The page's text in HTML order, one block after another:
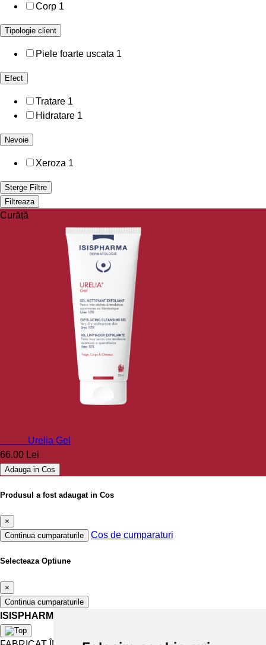
Corp 1
Tipologie client
Piele foarte uscata 1
Efect
Tratare 1
Hidratare 1
Nevoie
Xeroza 1
Sterge Filtre
Filtreaza
Curăță
Urelia Gel
66.00 Lei
Adauga in Cos
Produsul a fost adaugat in Cos
×
Continua cumparaturile
Cos de cumparaturi
Selecteaza Optiune
×
Continua cumparaturile
ISISPHARMA